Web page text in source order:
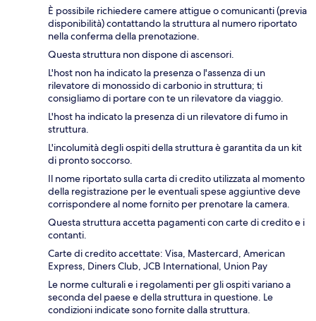
È possibile richiedere camere attigue o comunicanti (previa
disponibilità) contattando la struttura al numero riportato
nella conferma della prenotazione.
Questa struttura non dispone di ascensori.
L'host non ha indicato la presenza o l'assenza di un
rilevatore di monossido di carbonio in struttura; ti
consigliamo di portare con te un rilevatore da viaggio.
L'host ha indicato la presenza di un rilevatore di fumo in
struttura.
L'incolumità degli ospiti della struttura è garantita da un kit
di pronto soccorso.
Il nome riportato sulla carta di credito utilizzata al momento
della registrazione per le eventuali spese aggiuntive deve
corrispondere al nome fornito per prenotare la camera.
Questa struttura accetta pagamenti con carte di credito e i
contanti.
Carte di credito accettate: Visa, Mastercard, American
Express, Diners Club, JCB International, Union Pay
Le norme culturali e i regolamenti per gli ospiti variano a
seconda del paese e della struttura in questione. Le
condizioni indicate sono fornite dalla struttura.